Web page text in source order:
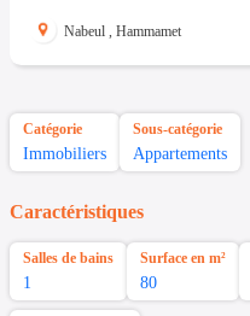
Nabeul , Hammamet
Catégorie
Immobiliers
Sous-catégorie
Appartements
Caractéristiques
Salles de bains
1
Surface en m²
80